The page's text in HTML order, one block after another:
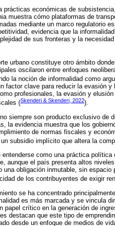
prácticas económicas de
muestra cómo plataformas de
mediante un marco regulatorio
evidencia que la
de sus fronteras y la
urbano constituye otro ámbito
oscilaron entre enfoques
la noción de informalidad como
factor clave para reducir la evasión
profesionales, la evasión y
(Skenderi & Skenderi, 2022).
siempre son producto exclusivo
la evidencia muestra que los
de normas fiscales y
subsidio implícito que altera la
entenderse como una práctica
aunque el país presenta altos
una obligación inmutable, sin
de los contribuyentes de exigir
se ha concentrado
es más marcada y se vincula
papel crítico en la generación de
destacan que este tipo de
desde un enfoque de medios de